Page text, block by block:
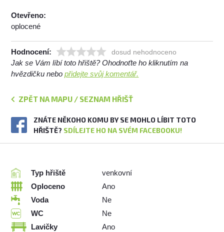
Otevřeno:
oplocené
Hodnocení: dosud nehodnoceno
Jak se Vám líbí toto hřiště? Ohodnoťte ho kliknutím na
hvězdičku nebopřidejte svůj komentář.
ZPĚT NA MAPU / SEZNAM HŘIŠŤ
ZNÁTE NĚKOHO KOMU BY SE MOHLO LÍBIT TOTO
HŘIŠTĚ? SDÍLEJTE HO NA SVÉM FACEBOOKU!
Typ hřiště
venkovní
Oploceno
Ano
Voda
Ne
WC
Ne
Lavičky
Ano